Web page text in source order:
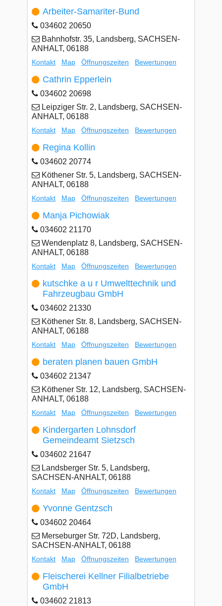
Arbeiter-Samariter-Bund
034602 20650
Bahnhofstr. 35, Landsberg, SACHSEN-
ANHALT, 06188
Kontakt Map Öffnungszeiten Bewertungen
Cathrin Epperlein
034602 20698
Leipziger Str. 2, Landsberg, SACHSEN-
ANHALT, 06188
Kontakt Map Öffnungszeiten Bewertungen
Regina Kollin
034602 20774
Köthener Str. 5, Landsberg, SACHSEN-
ANHALT, 06188
Kontakt Map Öffnungszeiten Bewertungen
Manja Pichowiak
034602 21170
Wendenplatz 8, Landsberg, SACHSEN-
ANHALT, 06188
Kontakt Map Öffnungszeiten Bewertungen
kutschke a u r Umwelttechnik und
Fahrzeugbau GmbH
034602 21330
Köthener Str. 8, Landsberg, SACHSEN-
ANHALT, 06188
Kontakt Map Öffnungszeiten Bewertungen
beraten planen bauen GmbH
034602 21347
Köthener Str. 12, Landsberg, SACHSEN-
ANHALT, 06188
Kontakt Map Öffnungszeiten Bewertungen
Kindergarten Lohnsdorf
Gemeindeamt Sietzsch
034602 21647
Landsberger Str. 5, Landsberg,
SACHSEN-ANHALT, 06188
Kontakt Map Öffnungszeiten Bewertungen
Yvonne Gentzsch
034602 20464
Merseburger Str. 72D, Landsberg,
SACHSEN-ANHALT, 06188
Kontakt Map Öffnungszeiten Bewertungen
Fleischerei Kellner Filialbetriebe
GmbH
034602 21813